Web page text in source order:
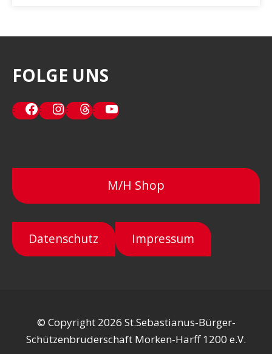
FOLGE UNS
Facebook
Instagram
Threads
M/H Shop
Datenschutz Impressum
© Copyright 2026 St.Sebastianus-Bürger-
Schützenbruderschaft Morken-Harff 1200 e.V.